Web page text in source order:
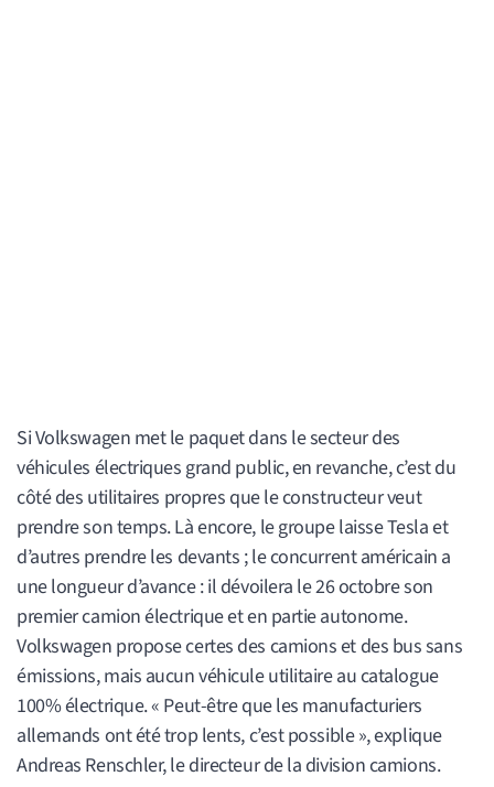
Si Volkswagen met le paquet dans le secteur des
véhicules électriques grand public, en revanche, c’est du
côté des utilitaires propres que le constructeur veut
prendre son temps. Là encore, le groupe laisse Tesla et
d’autres prendre les devants ; le concurrent américain a
une longueur d’avance : il dévoilera le 26 octobre son
premier camion électrique et en partie autonome.
Volkswagen propose certes des camions et des bus sans
émissions, mais aucun véhicule utilitaire au catalogue
100% électrique. « Peut-être que les manufacturiers
allemands ont été trop lents, c’est possible », explique
Andreas Renschler, le directeur de la division camions.